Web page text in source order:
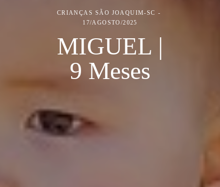
CRIANÇAS SÃO JOAQUIM-SC
17/AGOSTO/2025
MIGUEL |
9 Meses